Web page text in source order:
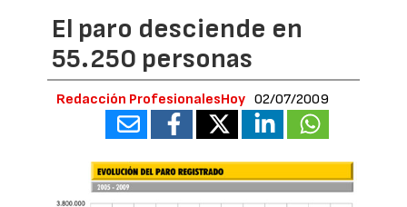
El paro desciende en
55.250 personas
Redacción ProfesionalesHoy 02/07/2009